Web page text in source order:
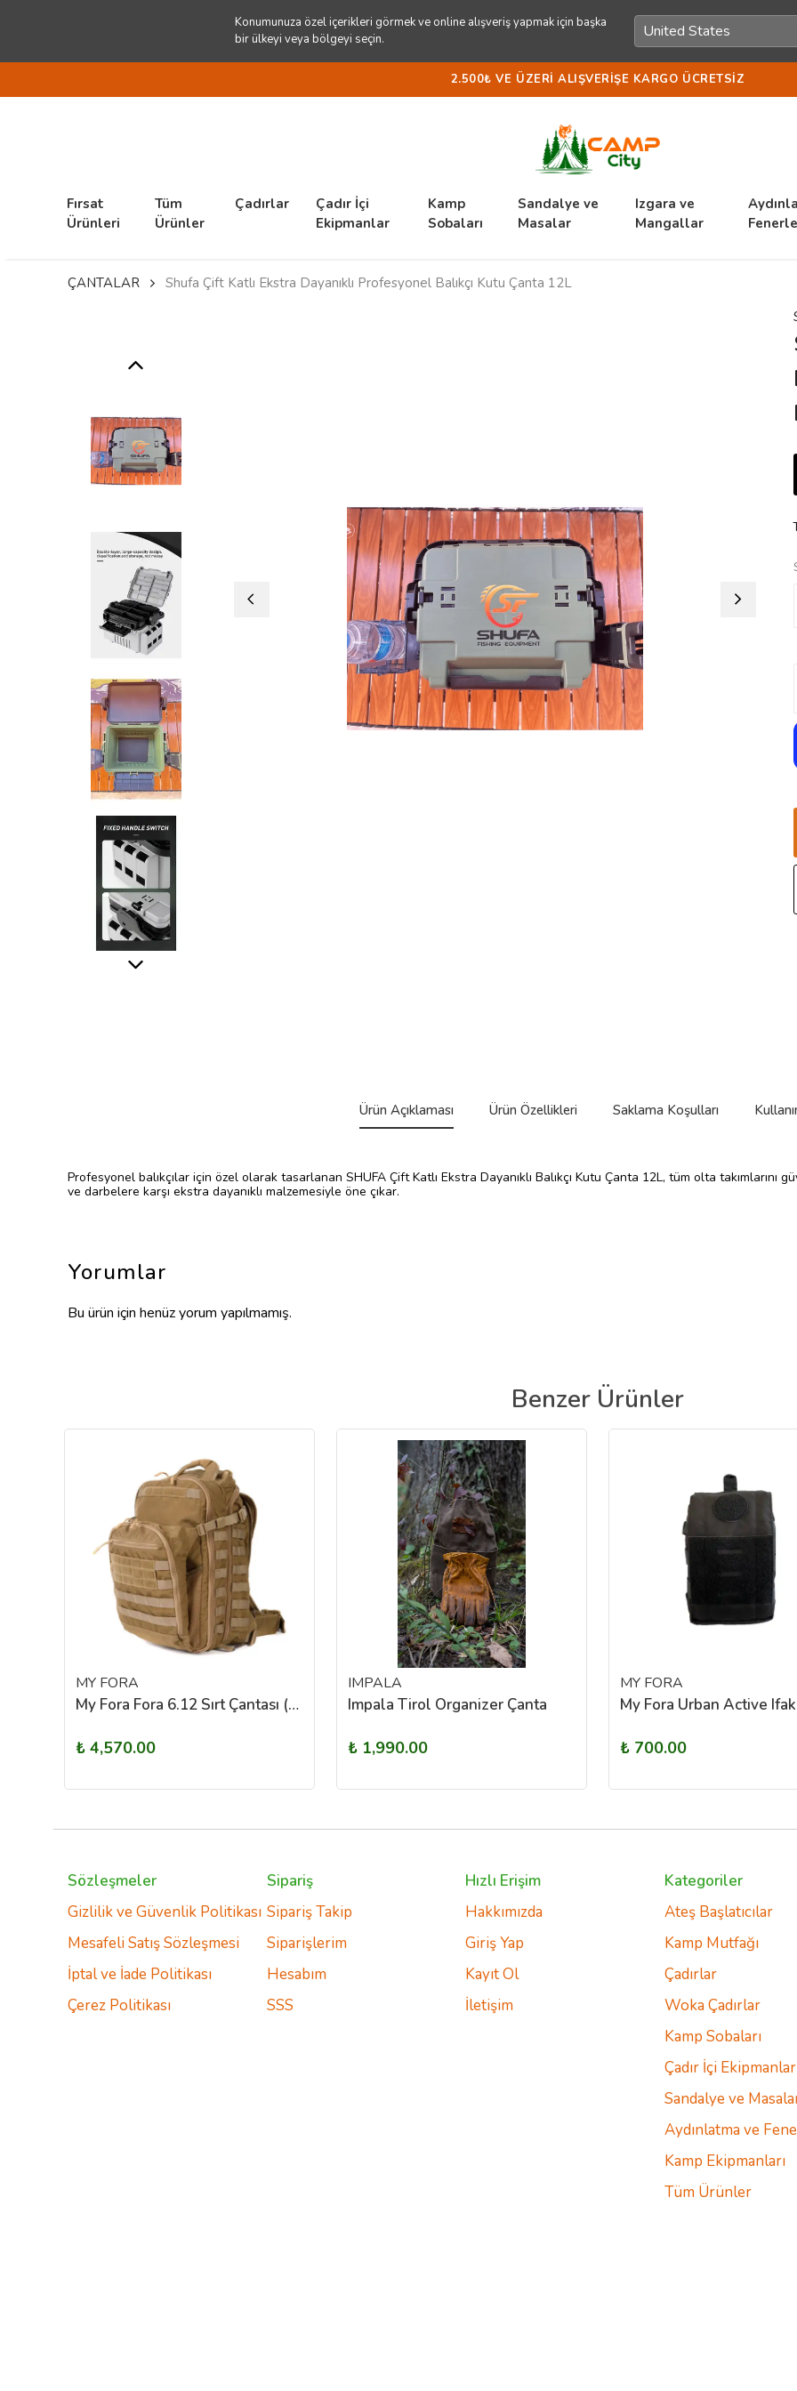
Konumunuza özel içerikleri görmek ve online alışveriş yapmak için başka
bir ülkeyi veya bölgeyi seçin.
2.500₺ VE ÜZERI ALIŞVERIŞE KARGO ÜCRETSIZ
Fırsat
Ürünleri
Tüm
Ürünler
Çadırlar
Çadır İçi
Ekipmanlar
Kamp
Sobaları
Sandalye ve
Masalar
Izgara ve
Mangallar
ÇANTALAR
Shufa Çift Katlı Ekstra Dayanıklı Profesyonel Balıkçı Kutu Çanta 12L
Ürün Açıklaması Ürün Özellikleri Saklama Koşulları
Profesyonel balıkçılar için özel olarak tasarlanan SHUFA Çift Katlı Ekstra Dayanıklı Balıkçı Kutu Çanta 12L, tüm olta takımlarını
ve darbelere karşı ekstra dayanıklı malzemesiyle öne çıkar.
Yorumlar
Bu ürün için henüz yorum yapılmamış.
Benzer Ürünler
MY FORA
My Fora Fora 6.12 Sırt Çantası (Çöl Rengi)
₺ 4,570.00
IMPALA
Impala Tirol Organizer Çanta
₺ 1,990.00
MY FORA
My Fora Urban Active Ifak
₺ 700.00
Sözleşmeler
Gizlilik ve Güvenlik Politikası
Mesafeli Satış Sözleşmesi
İptal ve İade Politikası
Çerez Politikası
Sipariş
Sipariş Takip
Siparişlerim
Hesabım
SSS
Hızlı Erişim
Hakkımızda
Giriş Yap
Kayıt Ol
İletişim
Kategoriler
Ateş Başlatıcılar
Kamp Mutfağı
Çadırlar
Woka Çadırlar
Kamp Sobaları
Çadır İçi Ekipmanlar
Sandalye ve
Aydınlatma ve
Kamp Ekipmanları
Tüm Ürünler